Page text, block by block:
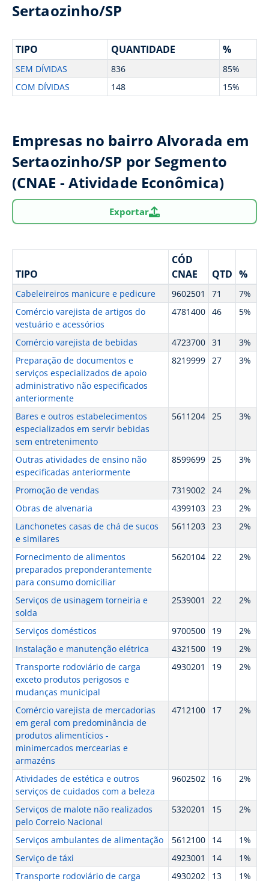
Sertaozinho/SP
TIPO QUANTIDADE %
SEM DÍVIDAS 836
85%
COM DÍVIDAS
148 15%
Empresas no bairro Alvorada em
Sertaozinho/SP por Segmento
(CNAE - Atividade Econômica)
Exportar
TIPO
CÓD
CNAE
QTD %
Cabeleireiros manicure e pedicure 9602501 71
7%
Comércio varejista de artigos do
vestuário e acessórios
4781400 46 5%
Comércio varejista de bebidas 4723700 31
3%
Preparação de documentos e
serviços especializados de apoio
administrativo não especificados
anteriormente
8219999 27 3%
Bares e outros estabelecimentos
especializados em servir bebidas
sem entretenimento
5611204 25 3%
Outras atividades de ensino não
especificadas anteriormente
8599699 25 3%
Promoção de vendas 7319002 24
2%
Obras de alvenaria
4399103 23
2%
Lanchonetes casas de chá de sucos
e similares
5611203 23 2%
Fornecimento de alimentos
preparados preponderantemente
para consumo domiciliar
5620104 22 2%
Serviços de usinagem torneiria e
solda
2539001 22 2%
Serviços domésticos 9700500 19
2%
Instalação e manutenção elétrica
4321500 19
2%
Transporte rodoviário de carga
exceto produtos perigosos e
mudanças municipal
4930201 19 2%
Comércio varejista de mercadorias
em geral com predominância de
produtos alimentícios -
minimercados mercearias e
armazéns
4712100 17 2%
Atividades de estética e outros
serviços de cuidados com a beleza
9602502 16 2%
Serviços de malote não realizados
pelo Correio Nacional
5320201 15 2%
Serviços ambulantes de alimentação 5612100 14
1%
Serviço de táxi
4923001 14
1%
Transporte rodoviário de carga
4930202 13 1%